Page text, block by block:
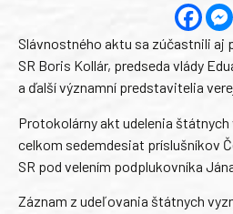
Slávnostného aktu sa zúčastnili aj
SR Boris Kollár, predseda vlády
a ďalší významní predstavitelia
Protokolárny akt udelenia
celkom sedemdesiat príslušníkov
SR pod velením podplukovníka
Záznam z udeľovania štátnych